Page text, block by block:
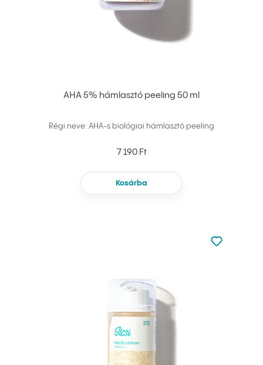
AHA 5% hámlasztó peeling 50 ml
Régi neve: AHA-s biológiai hámlasztó peeling
7 190 Ft
Kosárba
Nincsen
Hozzáadás